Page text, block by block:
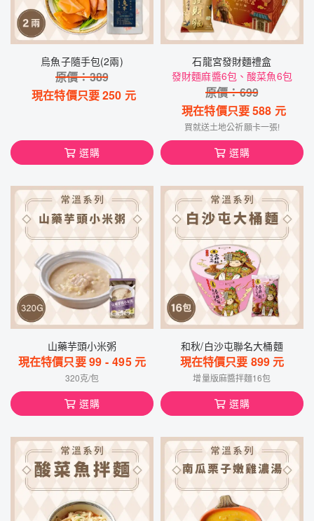
烏魚子隨手包(2兩)
原價：389
現在特價只要250 元
選購
石龍宮發財麵禮盒
發財麵麻醬6包、酸菜魚6包
原價：699
現在特價只要588 元
買就送土地公祈願卡一張!
選購
山藥芋頭小米粥
現在特價只要99 - 495元
320克/包
選購
和秋/白沙屯聯名大桶麵
現在特價只要 899 元
增量版麻醬拌麵16包
選購